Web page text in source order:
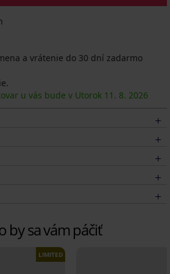
a vrátenie do 30 dní zadarmo
u vás bude v Utorok 11. 8. 2026
by sa vám páčiť
LIMITED